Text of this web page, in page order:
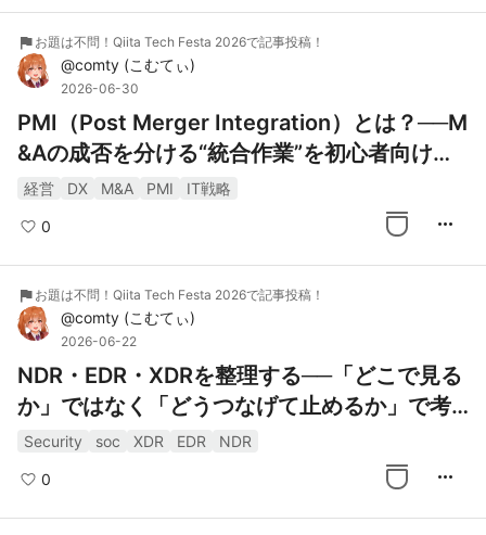
flag お題は不問！Qiita Tech Festa 2026で記事投稿！
@comty (こむてぃ)
2026-06-30
PMI（Post Merger Integration）とは？──M
&Aの成否を分ける“統合作業”を初心者向けに
整理する
経営 DX M&A PMI IT戦略
0 more_horiz
flag お題は不問！Qiita Tech Festa 2026で記事投稿！
@comty (こむてぃ)
2026-06-22
NDR・EDR・XDRを整理する──「どこで見る
か」ではなく「どうつなげて止めるか」で考
える
Security soc XDR EDR NDR
0 more_horiz